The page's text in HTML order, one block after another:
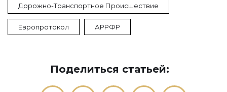
Дорожно-Транспортное Происшествие
Европротокол АРРФР
Поделиться статьей: